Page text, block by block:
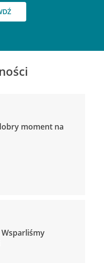
moment na
Wsparliśmy